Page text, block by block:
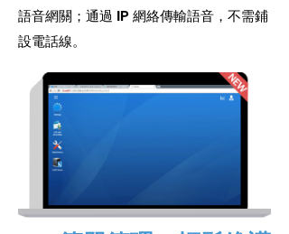
語音網關；通過 IP 網絡傳輸語音，不需鋪
設電話線。